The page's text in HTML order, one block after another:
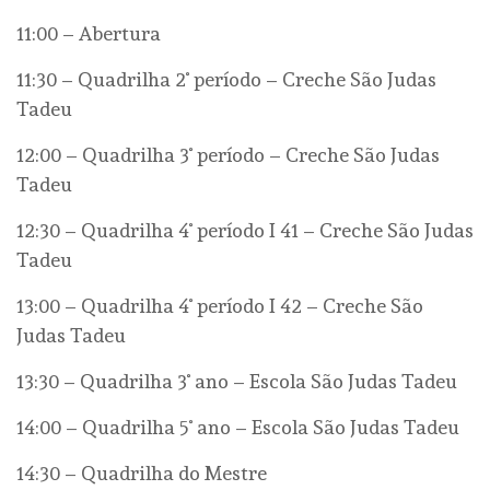
11:00 – Abertura
11:30 – Quadrilha 2˚ período – Creche São Judas
Tadeu
12:00 – Quadrilha 3˚ período – Creche São Judas
Tadeu
12:30 – Quadrilha 4˚ período I 41 – Creche São Judas
Tadeu
13:00 – Quadrilha 4˚ período I 42 – Creche São
Judas Tadeu
13:30 – Quadrilha 3˚ ano – Escola São Judas Tadeu
14:00 – Quadrilha 5˚ ano – Escola São Judas Tadeu
14:30 – Quadrilha do Mestre